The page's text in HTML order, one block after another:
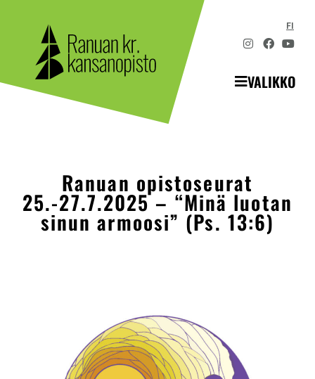
FI
VALIKKO
Ranuan opistoseurat
25.-27.7.2025 – “Minä luotan
sinun armoosi” (Ps. 13:6)